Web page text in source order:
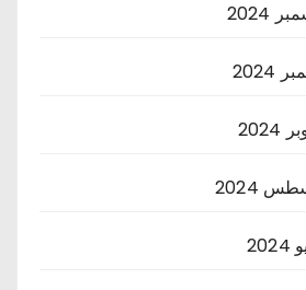
2024
2024
2024